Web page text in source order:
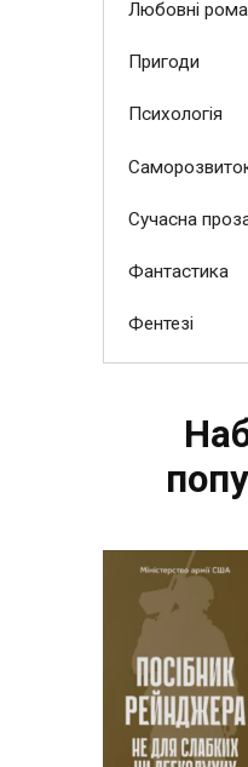
Любовні
Пригоди
Психологія
Сучасна
Фантастика
Фентезі